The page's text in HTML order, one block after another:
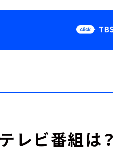
Podcast
レビ番組は？